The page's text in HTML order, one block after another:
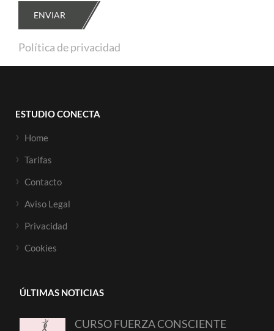
ENVIAR
Política de privacidad
ESTUDIO CONECTA
Home
Tarifas
Contacto
Aviso Legal
Privacidad
Cookies
ÚLTIMAS NOTICIAS
CURSO FUERZA CONSCIENTE